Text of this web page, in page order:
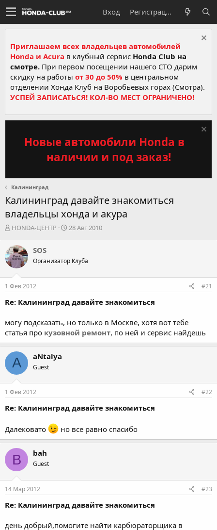
Вход Регистрация
Приглашаем всех владельцев автомобилей
Honda и Acura в клубный сервис Honda Club на
смотре. При первом посещении нашего СТО дарим
скидку на работы от 30 до 50% в центральном
отделении Хонда Клуб на Воробьевых горах (Смотра).
УСПЕЙ ЗАПИСАТЬСЯ! КОЛ-ВО МЕСТ ОГРАНИЧЕНО!
Новые автомобили Honda в
наличии и под заказ!
Калининград
Калининград давайте знакомиться
владельцы хонда и акура
А
т
о
р
е
м
HONDA-ЦЕНТР
Д
н
ч
а
28 Авг 2010
SOS
Организатор Клуба
1 Фев 2012 #21
Re: Калининград давайте знакомиться
могу подсказать, но только в Москве, хотя вот тебе
статья про кузовной ремонт, по ней и сервис найдешь
A aNtalya
Guest
1 Фев 2012 #22
Re: Калининград давайте знакомиться
Далековато но все равно спасибо
B bah
Guest
14 Мар 2012 #23
Re: Калининград давайте знакомиться
день добрый,помогите найти карбюраторщика в